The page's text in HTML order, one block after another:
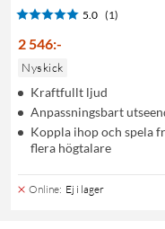
5.0 (1)
2 546:-
Nyskick
Kraftfullt ljud
Anpassningsbart
Koppla ihop och spela
flera högtalare
Online: Ej i lager